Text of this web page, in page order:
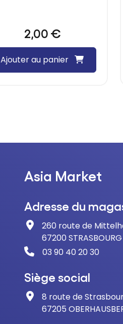
2,00 €
Ajouter au panier
Asia Market
Adresse du
260 route de
67200 STRASBOURG
03 90 40 20 30
Siège social
8 route de
67205